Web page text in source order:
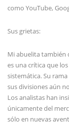
como YouTube,
Sus grietas:
Mi abuelita también
es una crítica que
sistemática. Su
sus divisiones aún
Los analistas han
únicamente del
sólo en nuevas